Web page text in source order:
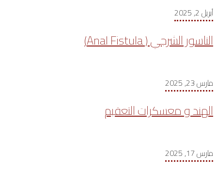
أبريل 2, 2025
الناسور الشرجي ( Anal Fistula)
مارس 23, 2025
الهند و معسكرات التعقيم
مارس 17, 2025